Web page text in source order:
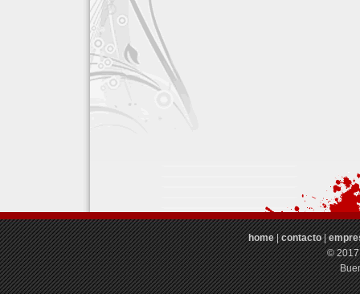
home|contacto|
© 2017